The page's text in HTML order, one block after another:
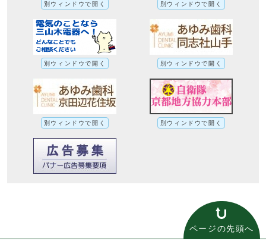
別ウィンドウで開く 別ウィンドウで開く
別ウィンドウで開く 別ウィンドウで開く
別ウィンドウで開く 別ウィンドウで開く
ページの先頭へ